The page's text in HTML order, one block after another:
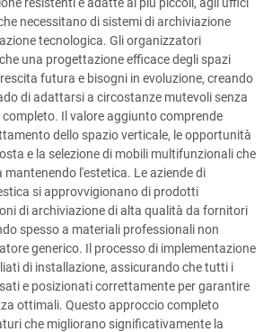
necessitano di sistemi di archiviazione
tecnologica. Gli organizzatori
una progettazione efficace degli spazi
futura e bisogni in evoluzione, creando
di adattarsi a circostanze mutevoli senza
Il valore aggiunto comprende
dello spazio verticale, le opportunità
e la selezione di mobili multifunzionali che
l'estetica. Le aziende di
si approvvigionano di prodotti
di archiviazione di alta qualità da fornitori
spesso a materiali professionali non
generico. Il processo di implementazione
di installazione, assicurando che tutti i
e posizionati correttamente per garantire
ottimali. Questo approccio completo
che migliorano significativamente la